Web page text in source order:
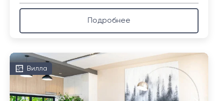
Подробнее
Вилла